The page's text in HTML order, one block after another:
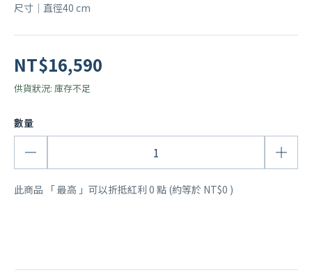
尺寸｜直徑40 cm
NT$16,590
供貨狀況: 庫存不足
此商品 「 最高 」可以折抵紅利 0 點 (約等於 NT$0 )